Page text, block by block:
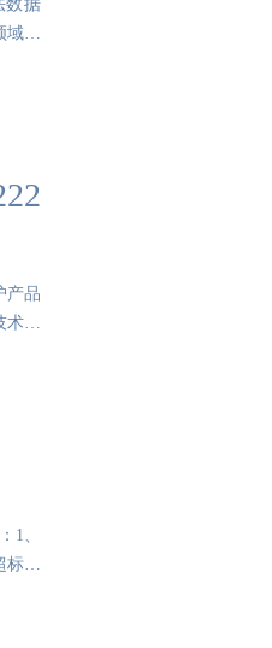
数据
域中
产品
术都
1、
标等